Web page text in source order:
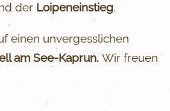
der Loipeneinstieg.
einen unvergesslichen
am See-Kaprun. Wir freuen